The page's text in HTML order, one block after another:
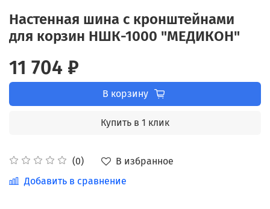
Настенная шина с кронштейнами
для корзин НШК-1000 "МЕДИКОН"
(0)
В избранное
Добавить в сравнение
11 704 ₽
В корзину
Купить в 1 клик